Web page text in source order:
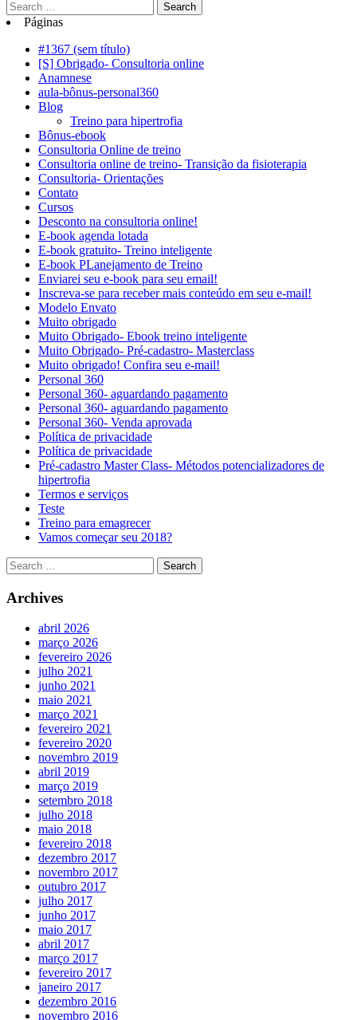
Páginas
#1367 (sem título)
[S] Obrigado- Consultoria online
Anamnese
aula-bônus-personal360
Blog
Treino para hipertrofia
Bônus-ebook
Consultoria Online de treino
Consultoria online de treino- Transição da fisioterapia
Consultoria- Orientações
Contato
Cursos
Desconto na consultoria online!
E-book agenda lotada
E-book gratuito- Treino inteligente
E-book PLanejamento de Treino
Enviarei seu e-book para seu email!
Inscreva-se para receber mais conteúdo em seu e-mail!
Modelo Envato
Muito obrigado
Muito Obrigado- Ebook treino inteligente
Muito Obrigado- Pré-cadastro- Masterclass
Muito obrigado! Confira seu e-mail!
Personal 360
Personal 360- aguardando pagamento
Personal 360- aguardando pagamento
Personal 360- Venda aprovada
Política de privacidade
Política de privacidade
Pré-cadastro Master Class- Métodos potencializadores de
hipertrofia
Termos e serviços
Teste
Treino para emagrecer
Vamos começar seu 2018?
Archives
abril 2026
março 2026
fevereiro 2026
julho 2021
junho 2021
maio 2021
março 2021
fevereiro 2021
fevereiro 2020
novembro 2019
abril 2019
março 2019
setembro 2018
julho 2018
maio 2018
fevereiro 2018
dezembro 2017
novembro 2017
outubro 2017
julho 2017
junho 2017
maio 2017
abril 2017
março 2017
fevereiro 2017
janeiro 2017
dezembro 2016
novembro 2016